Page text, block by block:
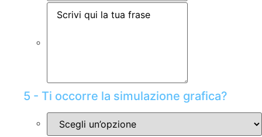
5 - Ti occorre la simulazione grafica?